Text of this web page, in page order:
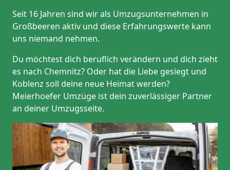
Seit 16 Jahren sind wir als Umzugsunternehmen in
Großbeeren aktiv und diese Erfahrungswerte kann
uns niemand nehmen.
Du möchtest dich beruflich verändern und dich zieht
es nach Chemnitz? Oder hat die Liebe gesiegt und
Koblenz soll deine neue Heimat werden?
Meierhoefer Umzüge ist dein zuverlässiger Partner
an deiner Umzugsseite.